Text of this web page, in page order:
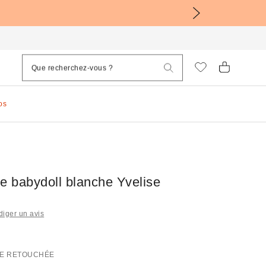
babydoll blanche Yvelise
un avis
RETOUCHÉE